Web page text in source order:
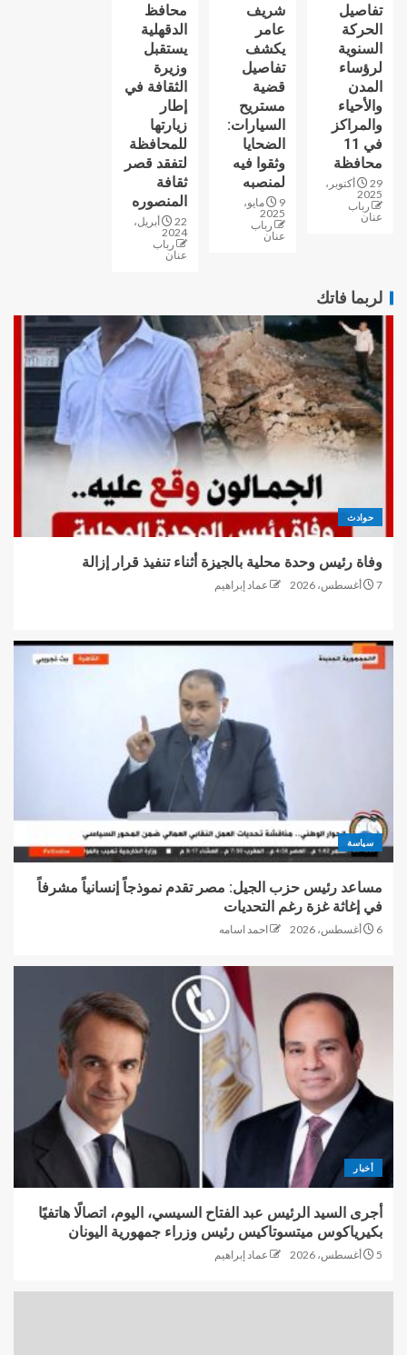
تفاصيل
الحركة
السنوية
لرؤساء
المدن
والأحياء
والمراكز
في 11
محافظة
29 أكتوبر،
2025
رباب
عنان
شريف
عامر
يكشف
تفاصيل
قضية
مستريح
السيارات:
الضحايا
وثقوا فيه
لمنصبه
9 مايو،
2025
رباب
عنان
محافظ
الدقهلية
يستقبل
وزيرة
الثقافة في
إطار
زيارتها
للمحافظة
لتفقد قصر
ثقافة
المنصوره
22 أبريل،
2024
رباب
عنان
لربما فاتك
حوادث
وفاة رئيس وحدة محلية بالجيزة أثناء تنفيذ قرار إزالة
7 أغسطس، 2026 عماد إبراهيم
سياسة
مساعد رئيس حزب الجيل: مصر تقدم نموذجاً إنسانياً مشرفاً
في إغاثة غزة رغم التحديات
6 أغسطس، 2026 احمد اسامه
أخبار
أجرى السيد الرئيس عبد الفتاح السيسي، اليوم، اتصالًا هاتفيًا
بكيرياكوس ميتسوتاكيس رئيس وزراء جمهورية اليونان
5 أغسطس، 2026 عماد إبراهيم